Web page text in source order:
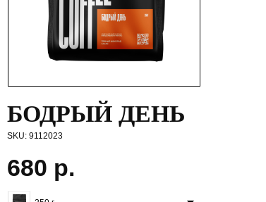
БОДРЫЙ ДЕНЬ
SKU: 9112023
680 р.